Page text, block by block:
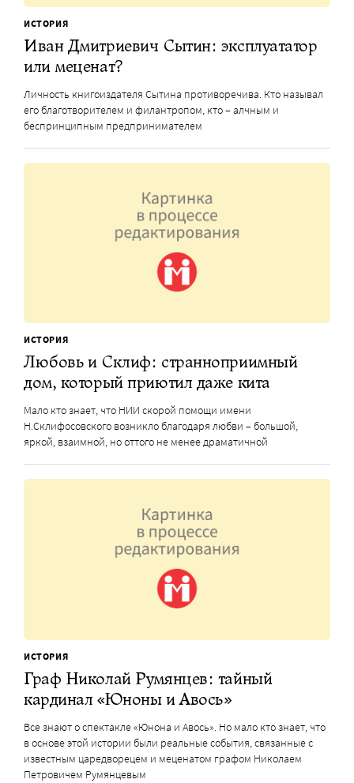
ИСТОРИЯ
Иван Дмитриевич Сытин: эксплуататор
или меценат?
Личность книгоиздателя Сытина противоречива. Кто называл
его благотворителем и филантропом, кто – алчным и
беспринципным предпринимателем
ИСТОРИЯ
Любовь и Склиф: странноприимный
дом, который приютил даже кита
Мало кто знает, что НИИ скорой помощи имени
Н.Склифосовского возникло благодаря любви – большой,
яркой, взаимной, но оттого не менее драматичной
ИСТОРИЯ
Граф Николай Румянцев: тайный
кардинал «Юноны и Авось»
Все знают о спектакле «Юнона и Авось». Но мало кто знает, что
в основе этой истории были реальные события, связанные с
известным царедворецем и меценатом графом Николаем
Петровичем Румянцевым